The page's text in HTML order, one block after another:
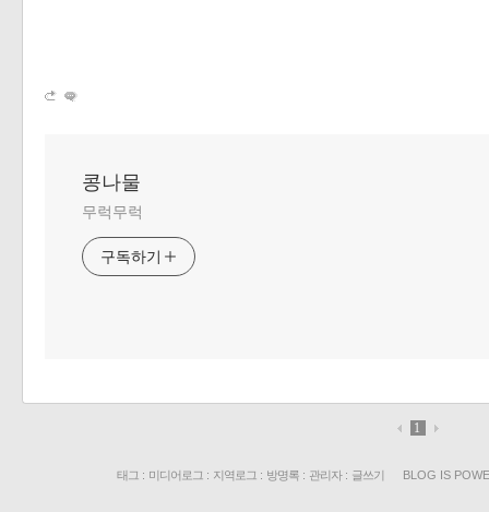
콩나물
무럭무럭
구독하기
1
태그 : 미디어로그 : 지역로그 : 방명록 : 관리자: 글쓰기 BLOG IS